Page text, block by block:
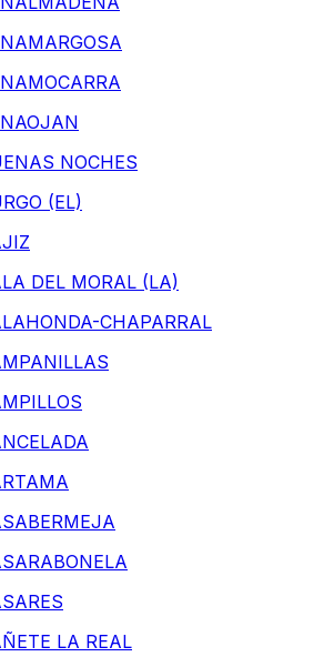
NOCHES
(EL)
DEL MORAL (LA)
CHAPARRAL
LA REAL